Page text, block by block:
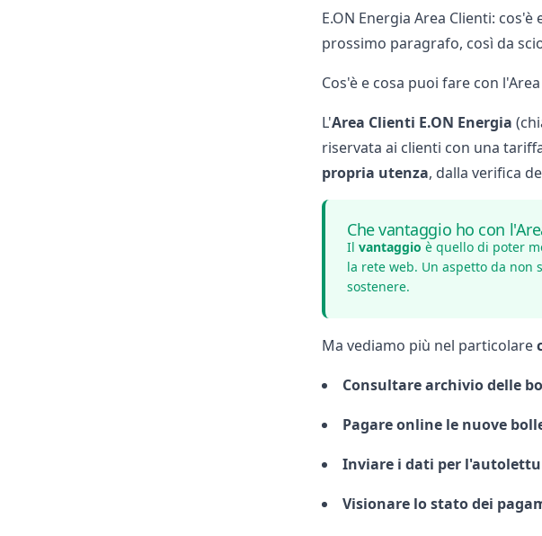
E.ON Energia Area Clienti:
prossimo paragrafo, così da
Cos'è e cosa puoi fare con
L'Area Clienti E.ON Energia
riservata ai clienti con una
propria utenza, dalla verifica
Che vantaggio ho con
Il vantaggio è quello di poter
la rete web. Un aspetto da
sostenere.
Ma vediamo più nel particolare
Consultare archivio delle
Pagare online le nuove
Inviare i dati per
Visionare lo stato dei